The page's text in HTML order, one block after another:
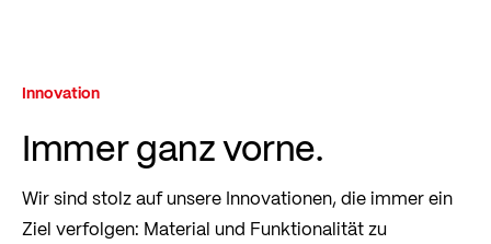
Innovation
Immer ganz vorne.
Wir sind stolz auf unsere Innovationen, die immer ein
Ziel verfolgen: Material und Funktionalität zu